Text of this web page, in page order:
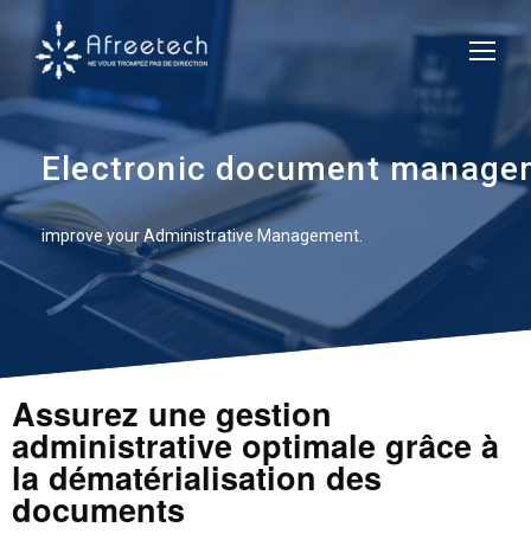
Electronic document
improve your Administrative Management.
Assurez une gestion
administrative optimale grâce à
la dématérialisation des
documents